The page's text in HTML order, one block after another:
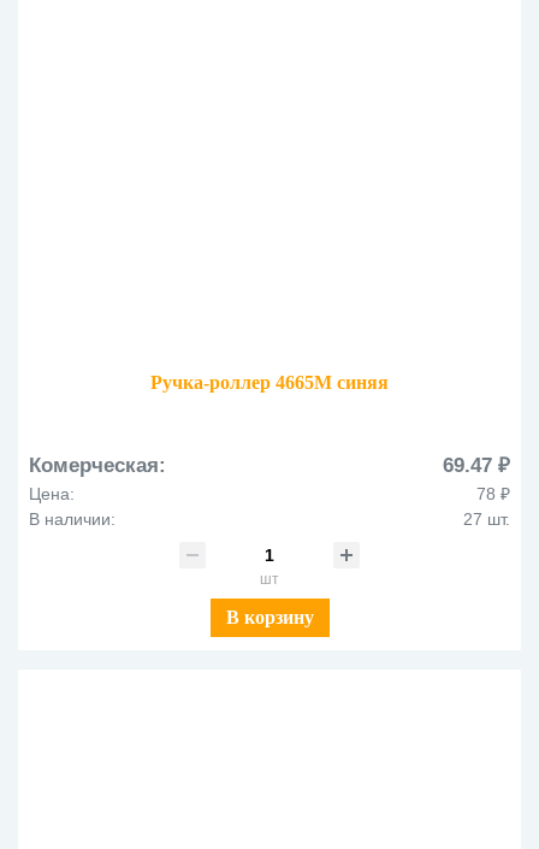
Ручка-роллер 4665M синяя
Комерческая: 69.47 ₽
Цена:
78 ₽
В наличии:
27 шт.
шт
В корзину